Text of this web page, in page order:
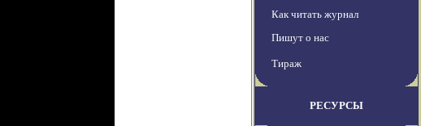
Как читать журнал
Пишут о нас
Тираж
РЕСУРСЫ